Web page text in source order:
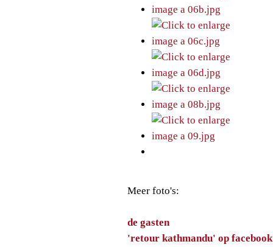
Meer foto's:
de gasten
'retour kathmandu' op facebook